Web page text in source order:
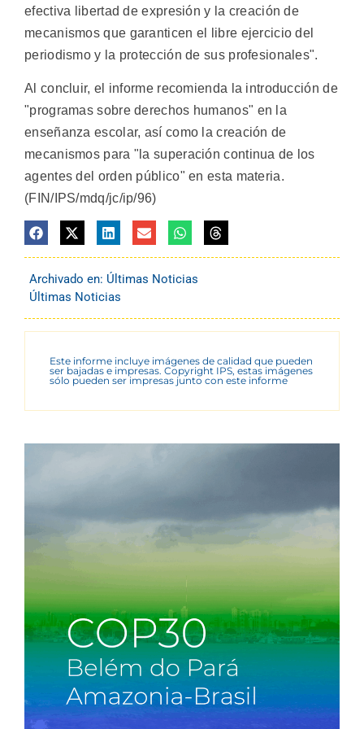
efectiva libertad de expresión y la creación de
mecanismos que garanticen el libre ejercicio del
periodismo y la protección de sus profesionales".
Al concluir, el informe recomienda la introducción de
"programas sobre derechos humanos" en la
enseñanza escolar, así como la creación de
mecanismos para "la superación continua de los
agentes del orden público" en esta materia.
(FIN/IPS/mdq/jc/ip/96)
Archivado en: Últimas Noticias
Últimas Noticias
Este informe incluye imágenes de calidad que pueden
ser bajadas e impresas. Copyright IPS, estas imágenes
sólo pueden ser impresas junto con este informe